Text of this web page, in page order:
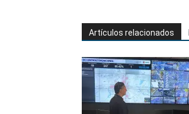
Artículos relacionados